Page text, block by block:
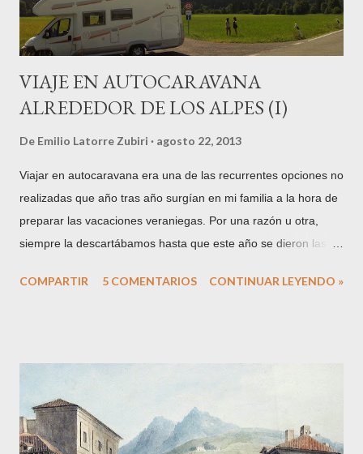
conoci...
VIAJE EN AUTOCARAVANA
ALREDEDOR DE LOS ALPES (I)
De Emilio Latorre Zubiri agosto 22, 2013
Viajar en autocaravana era una de las recurrentes opciones no
realizadas que año tras año surgían en mi familia a la hora de
preparar las vacaciones veraniegas. Por una razón u otra,
siempre la descartábamos hasta que este año se dieron las
hacerlo. De entrada, el primer obstáculo a superar es el de
somos de ideas fijas, no nos arredramos y comenzamos
nuestra pequeña aventura. La autocaravana te permite volver
a ver tus viajes con cierto aire romántico, y a pesar de que las
comodidades tanto del entorno por el que viajamos (Europa)
COMPARTIR 5 COMENTARIOS CONTINUAR LEYENDO »